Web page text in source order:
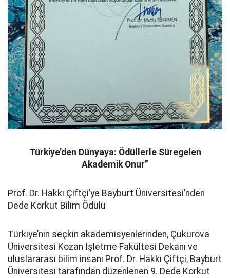
Türkiye’den Dünyaya: Ödüllerle Süregelen
Akademik Onur”
Prof. Dr. Hakkı Çiftçi’ye Bayburt Üniversitesi’nden
Dede Korkut Bilim Ödülü
Türkiye’nin seçkin akademisyenlerinden, Çukurova
Üniversitesi Kozan İşletme Fakültesi Dekanı ve
uluslararası bilim insanı Prof. Dr. Hakkı Çiftçi, Bayburt
Üniversitesi tarafından düzenlenen 9. Dede Korkut